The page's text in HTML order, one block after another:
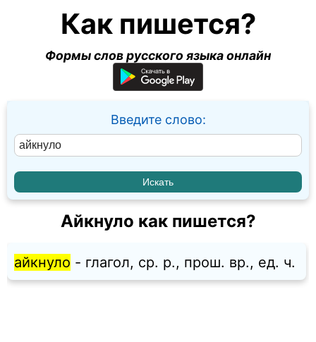
Как пишется?
Формы слов русского языка онлайн
Введите слово:
Айкнуло как пишется?
айкнуло - глагол, ср. p., прош. вр., ед. ч.